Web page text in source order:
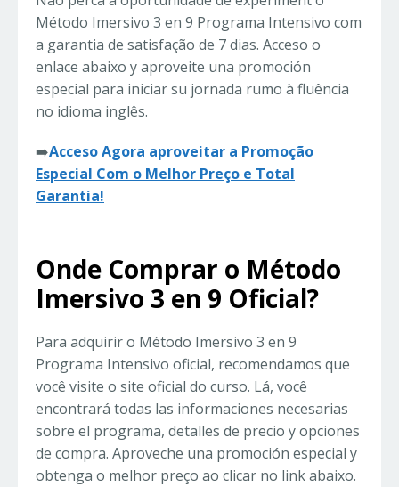
Método Imersivo 3 en 9 Programa Intensivo com
a garantia de satisfação de 7 dias. Acceso o
enlace abaixo y aproveite una promoción
especial para iniciar su jornada rumo à fluência
no idioma inglês.
➡️Acceso Agora aproveitar a Promoção
Especial Com o Melhor Preço e Total
Garantia!
Onde Comprar o Método
Imersivo 3 en 9 Oficial?
Para adquirir o Método Imersivo 3 en 9
Programa Intensivo oficial, recomendamos que
você visite o site oficial do curso. Lá, você
encontrará todas las informaciones necesarias
sobre el programa, detalles de precio y opciones
de compra. Aproveche una promoción especial y
obtenga o melhor preço ao clicar no link abaixo.